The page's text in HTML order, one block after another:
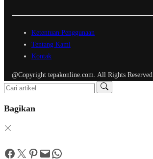
Ketentuan Penggunaan
Tentang Kami
Kontak
@Copyright tepakonline.com. All Rights Reserved
Bagikan
Facebook
Twitter
Pinterest
MailWhatsApp